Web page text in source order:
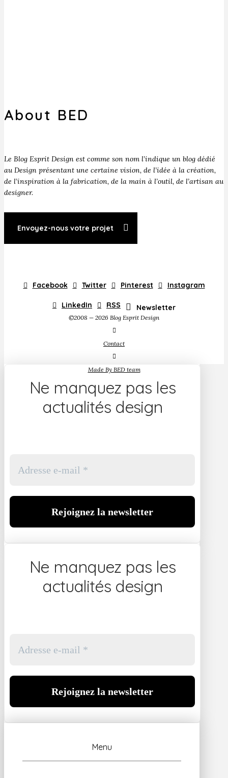
About BED
Le Blog Esprit Design est comme son nom l’indique un blog dédié
au Design présentant une certaine vision, de l’idée à la création,
de l’inspiration à la fabrication, de la main à l’outil, de l’artisan au
designer.
Envoyez-nous votre projet
Facebook Twitter Pinterest Instagram
LinkedIn RSS Newsletter
©2008 — 2026 Blog Esprit Design
Contact
Made By BED team
Ne manquez pas les
actualités design
Ne manquez pas les
actualités design
Menu